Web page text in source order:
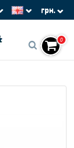
грн.
0